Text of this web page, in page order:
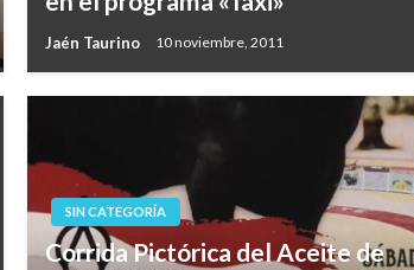
Jaén Taurino 10 noviembre, 2011
SIN CATEGORÍA
Corrida Pictórica del Aceite de